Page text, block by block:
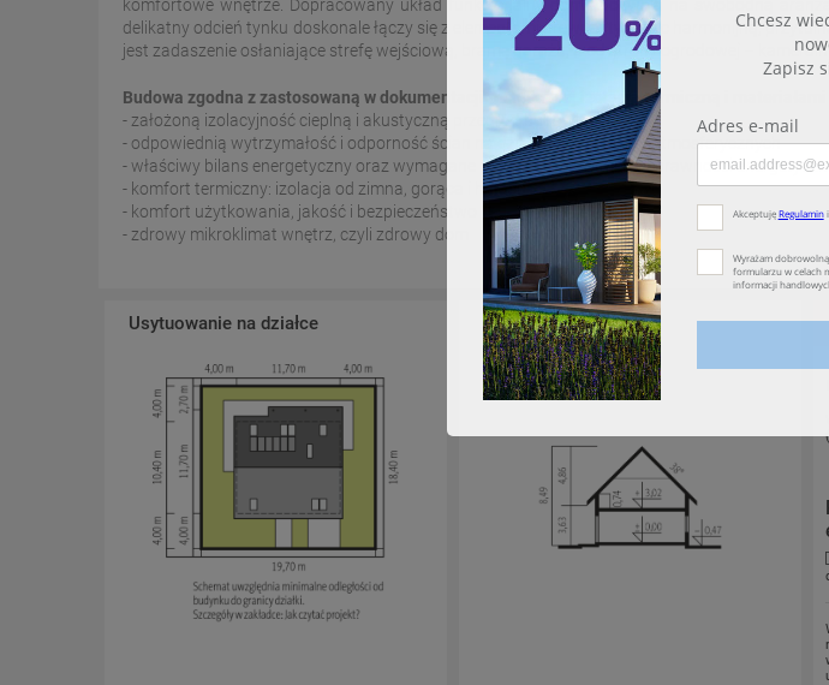
komfortowe wnętrze. Dopracowany układ funkcjonalny domu pozwala na swobodną
delikatny odcień tynku doskonale łączy się z elementami drewna, tworząc harmonijną,
jest zadaszenie osłaniające strefę wejściową, bramę garażu, a od strony ogrodowej –
Budowa zgodna z zastosowaną w dokumentacji technicznej izolacją termiczną i
- założoną izolacyjność cieplną i akustyczną przegród budowlanych
- odpowiednią wytrzymałość i odporność ścian na działanie czynników atmosferycznych
- właściwy bilans energetyczny oraz wymagane przepisami parametry sprawności
- komfort termiczny: izolacja od zimna, gorąca i hałasu
- komfort użytkowania, jakość i bezpieczeństwo
- zdrowy mikroklimat wnętrz, czyli zdrowy dom
Usytuowanie na działce Schemat przekroju